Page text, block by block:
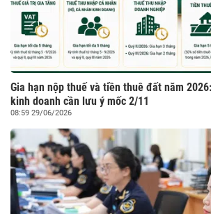
Gia hạn nộp thuế và tiền thuê đất năm
kinh doanh cần lưu ý mốc 2/11
08:59 29/06/2026